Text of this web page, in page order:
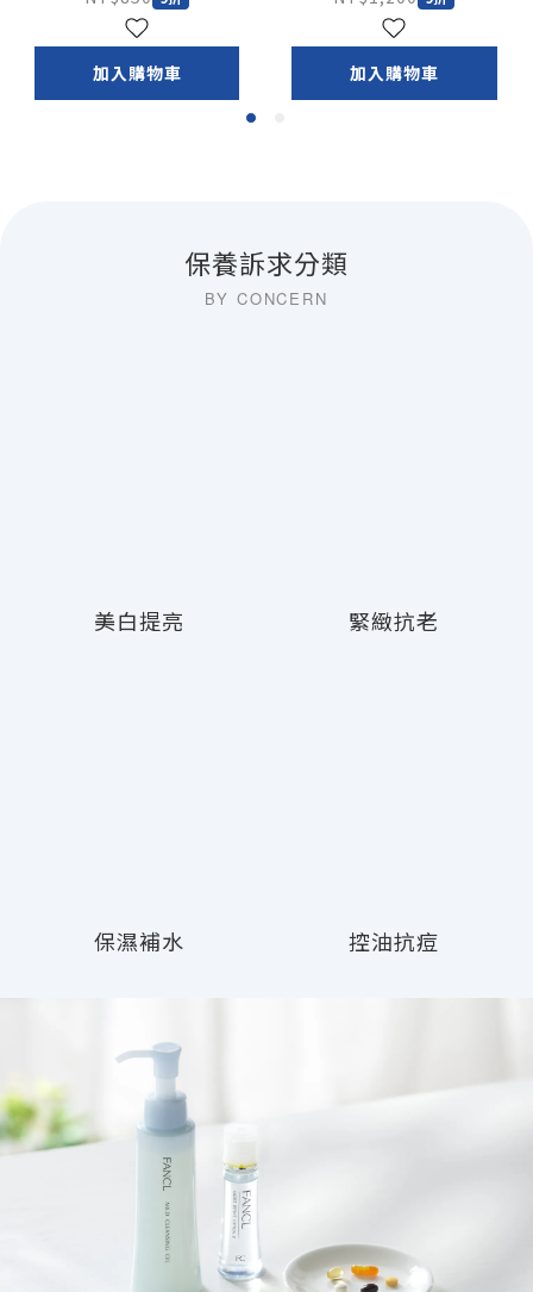
加入購物車 加入購物車
保養訴求分類
美白提亮 緊緻抗老
保濕補水 控油抗痘